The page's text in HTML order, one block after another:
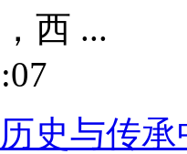
西 ...
史与传承